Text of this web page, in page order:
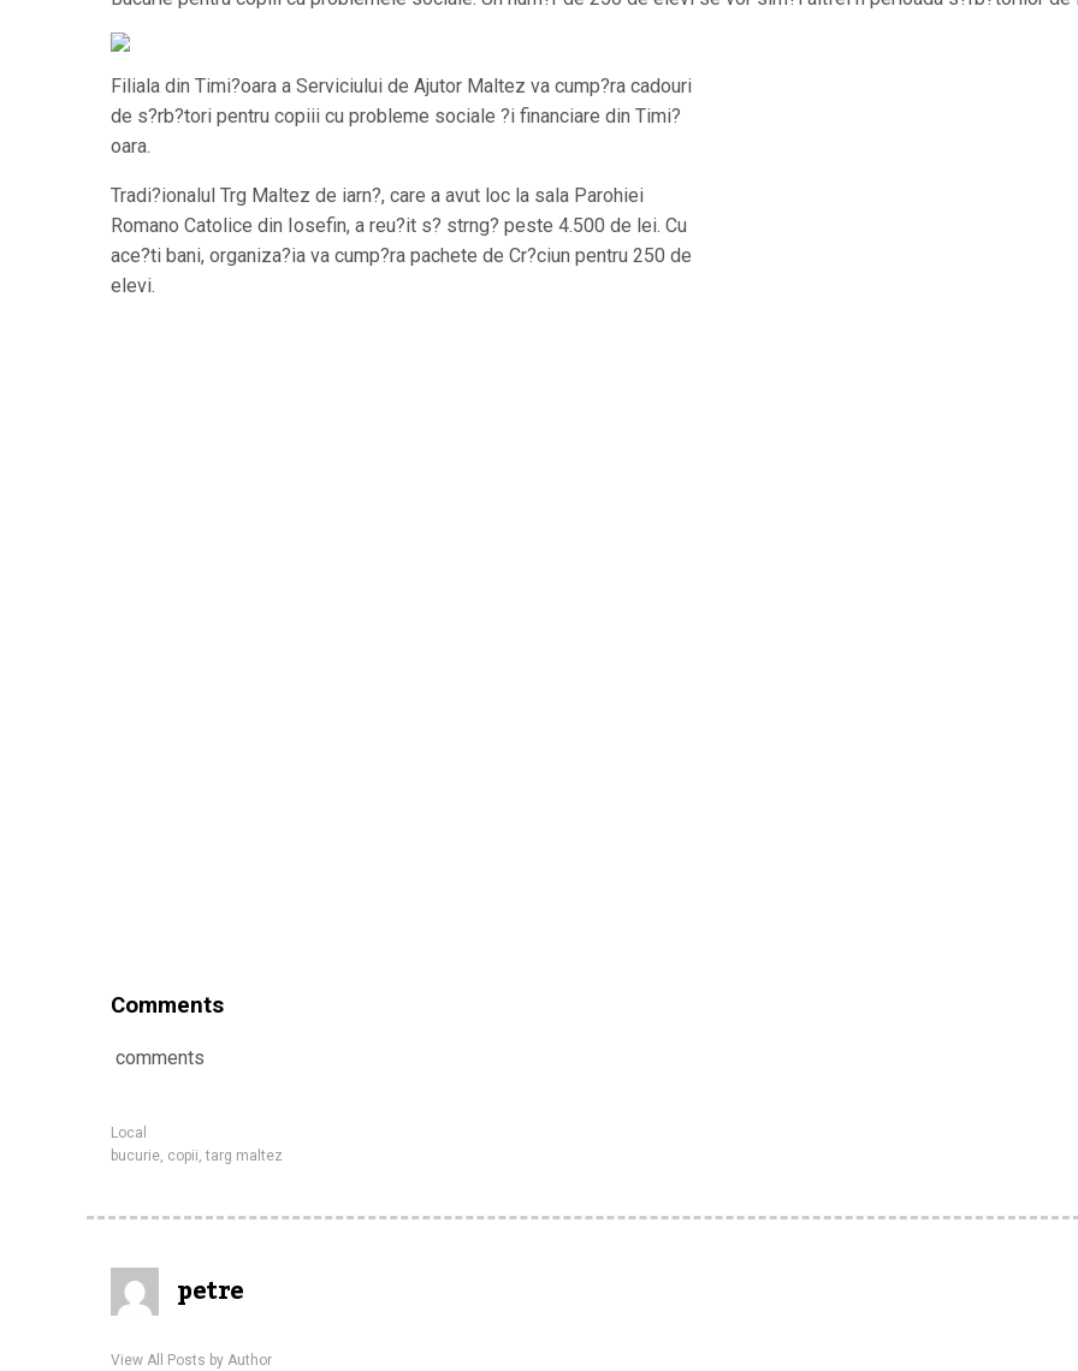
Filiala din Timi?oara a Serviciului de Ajutor Maltez va cump?ra cadouri
de s?rb?tori pentru copiii cu probleme sociale ?i financiare din Timi?
oara.
Tradi?ionalul Trg Maltez de iarn?, care a avut loc la sala Parohiei
Romano Catolice din Iosefin, a reu?it s? strng? peste 4.500 de lei. Cu
ace?ti bani, organiza?ia va cump?ra pachete de Cr?ciun pentru 250 de
elevi.
Comments
comments
Local
bucurie, copii,targ maltez
petre
View All Posts by Author